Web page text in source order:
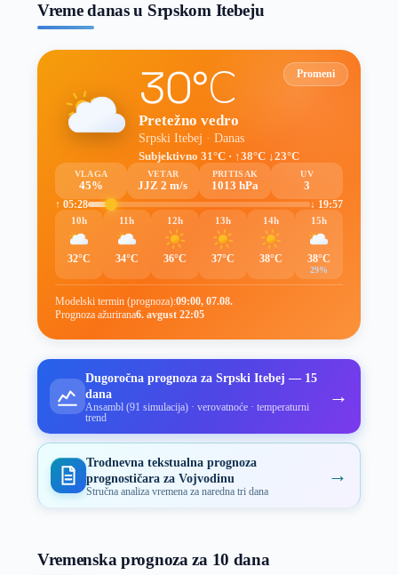
Vreme danas u Srpskom Itebeju
Promeni
30°C
Pretežno vedro
Srpski Itebej · Danas
Subjektivno 31°C · ↑38°C ↓23°C
VLAGA
45%
VETAR
JJZ 2 m/s
PRITISAK
1013 hPa
UV
3
↑ 05:28
↓ 19:57
10h
32°C
11h
34°C
12h
36°C
13h
37°C
14h
38°C
15h
38°C
29%
Modelski termin (prognoza):09:00, 07.08.
Prognoza ažurirana6. avgust 22:05
Dugoročna prognoza za Srpski Itebej — 15
dana
Ansambl (91 simulacija) · verovatnoće · temperaturni
trend
→
Trodnevna tekstualna prognoza
prognostičara za Vojvodinu
Stručna analiza vremena za naredna tri dana
→
Vremenska prognoza za 10 dana